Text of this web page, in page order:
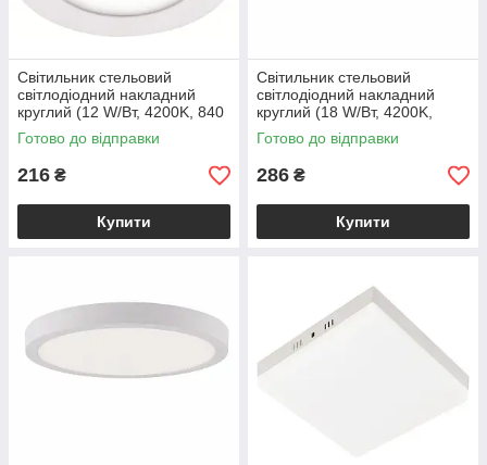
Світильник стельовий
світлодіодний накладний
круглий (12 W/Вт, 4200K, 840
lm, IP20, білий) CAROLINE-12
Готово до відправки
216 ₴
Купити
Світильник стельовий
світлодіодний накладний
круглий (18 W/Вт, 4200K,
1300 lm, IP20, білий)
CAROLINE-18
Готово до відправки
286 ₴
Купити